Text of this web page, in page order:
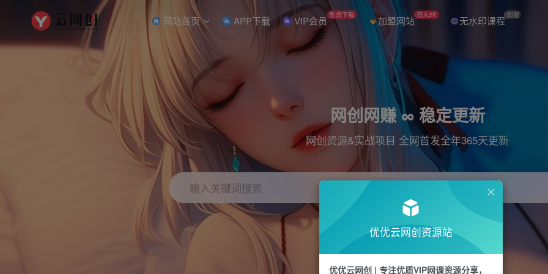
网站首页 APP下载 VIP会员 免费下载 加盟网站 日入2K 无水印课程 加盟
网创网赚 ∞ 稳定更新
网创资源&实战项目 全网首发全年365天更新
输入关键词搜索
引流 直播 电商 剪辑
优优云网创资源站
优优云网创 | 专注优质VIP网课资源分享，